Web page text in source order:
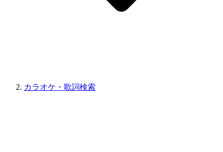
カラオケ・歌詞検索